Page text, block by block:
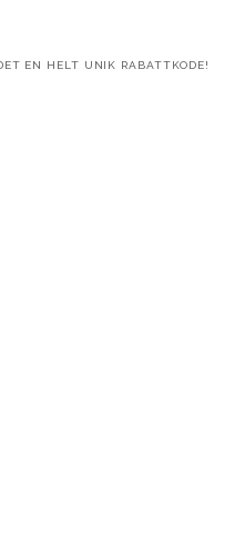
EN HELT UNIK RABATTKODE!